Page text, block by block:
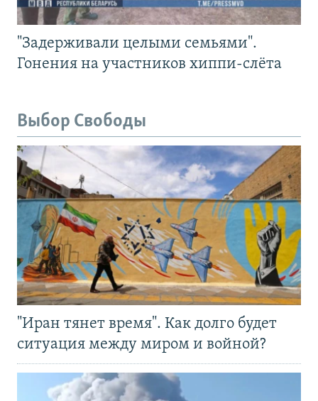
"Задерживали целыми семьями".
Гонения на участников хиппи-слёта
Выбор Свободы
"Иран тянет время". Как долго будет
ситуация между миром и войной?